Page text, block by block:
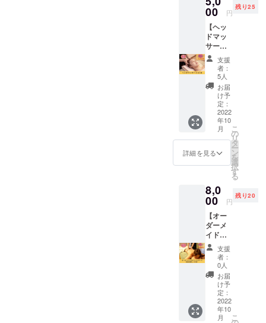
▼有効
期限
2022年
10月か
ら1年
間、そ
のうち1
回ご利
用いた
だけま
す。 ※
日程は
プロ
ジェク
後メー
ルにて
ただき
ます。
▼スケ
ジュー
ル 2022
年10月
から順
次開始
予定で
すが、
マン
ツーマ
ンのた
め支援
し、ひ
とりひ
とりに
合わせ
てカウ
ンセリ
ングを
行いま
す。 ▼
受講方
法：オ
ンライ
ンで行
いま
す。 使
用する
使用
ツール
の動作
環境：
PCが望
ましい
です
（スマ
ホでも
可能）
▼有効
期限
2022年
10月か
バーグ
（とて
も美味
しいハ
ンバー
グ）を
食べな
がら、
健康美
になる
ために
はまず
何をは
じめる
と効率
的で楽
お伝え
し、交
流する
イベン
トで
す。 ＊
場所：
ハン
バーグ
のお店
は毎月
違いま
すが、
福岡県
00 円
残り25
【ヘッ
ドマッ
サージ
60分】
ヘッド
マッ
サージ
を受け
られる
権利で
す。 頭
だけで
なく、
デコル
テ、
肩、
めた
トータ
ル60分
です。
通常価
格6000
円のと
ころ、
5000円
で施術
が受け
られる
権利で
す。 30
支援
者：
5人
お届
け予
定：
2022
年10
月
詳細を見る
こ
の
リ
タ
ー
ン
を
選
択
す
る
8,0
00 円
残り20
【オー
ダーメ
イドオ
イル
マッ
サージ
90分お
試し(八
女)】
首、上
半身、
下半身
支援
者：
0人
お届
け予
定：
2022
年10
月
こ